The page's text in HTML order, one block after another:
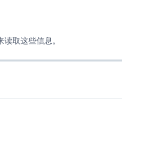
取这些信息。